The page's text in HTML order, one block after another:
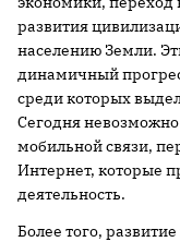
развития
населению Земли.
динамичный
среди которых
Сегодня невозможно
мобильной связи,
Интернет, которые
деятельность.
Более того,